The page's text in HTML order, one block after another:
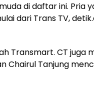
di daftar ini. Pria
dari Trans TV,
Transmart. CT juga
Chairul Tanjung